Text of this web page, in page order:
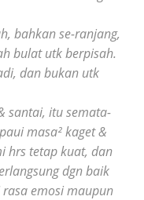
bahkan se-ranjang,
bulat utk berpisah.
dan bukan utk
santai, itu semata-
masa² kaget &
hrs tetap kuat, dan
dgn baik
emosi maupun